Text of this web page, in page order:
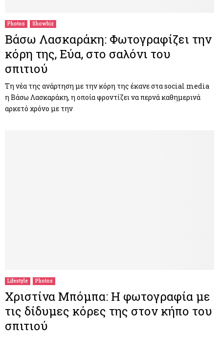
Photos Showbiz
Βάσω Λασκαράκη: Φωτογραφίζει την
κόρη της, Εύα, στο σαλόνι του
σπιτιού
Τη νέα της ανάρτηση με την κόρη της έκανε στα social media
η Βάσω Λασκαράκη, η οποία φροντίζει να περνά καθημερινά
αρκετό χρόνο με την
Lifestyle Photos
Χριστίνα Μπόμπα: Η φωτογραφία με
τις δίδυμες κόρες της στον κήπο του
σπιτιού